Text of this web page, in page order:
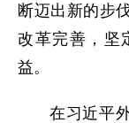
断迈出新的步
改革完善，坚
益。
在习近平